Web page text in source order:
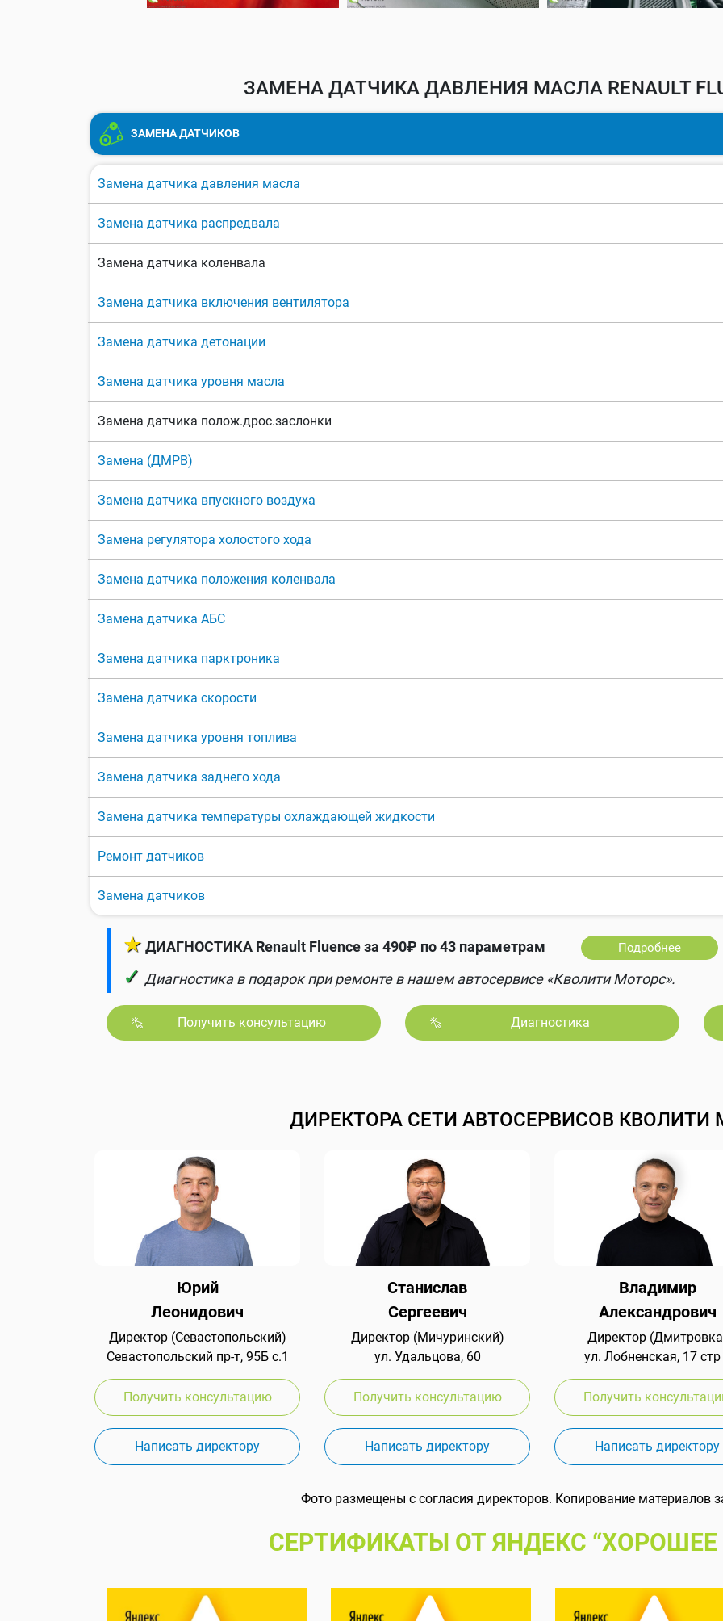
ЗАМЕНА ДАТЧИКА ДАВЛЕНИЯ МАСЛА RENAULT
ЗАМЕНА ДАТЧИКОВ
Замена датчика давления масла
Замена датчика распредвала
Замена датчика коленвала
Замена датчика включения вентилятора
Замена датчика детонации
Замена датчика уровня масла
Замена датчика полож.дрос.заслонки
Замена (ДМРВ)
Замена датчика впускного воздуха
Замена регулятора холостого хода
Замена датчика положения коленвала
Замена датчика АБС
Замена датчика парктроника
Замена датчика скорости
Замена датчика уровня топлива
Замена датчика заднего хода
Замена датчика температуры охлаждающей жидкости
Ремонт датчиков
Замена датчиков
★ ДИАГНОСТИКА Renault Fluence за 490₽ по 43 параметрам Подробнее
✓ Диагностика в подарок при ремонте в нашем автосервисе «Кволити Моторс».
Получить консультацию Диагностика
ДИРЕКТОРА СЕТИ АВТОСЕРВИСОВ КВОЛИТИ
Юрий
Леонидович
Директор (Севастопольский)
Севастопольский пр-т, 95Б с.1
Получить консультацию
Написать директору
Станислав
Сергеевич
Директор (Мичуринский)
ул. Удальцова, 60
Получить консультацию
Написать директору
Владимир
Александрович
Директор
ул. Лобненская, 17 стр
Получить
Написать директору
Фото размещены с согласия директоров. Копирование материалов
СЕРТИФИКАТЫ ОТ ЯНДЕКС “ХОРОШЕЕ